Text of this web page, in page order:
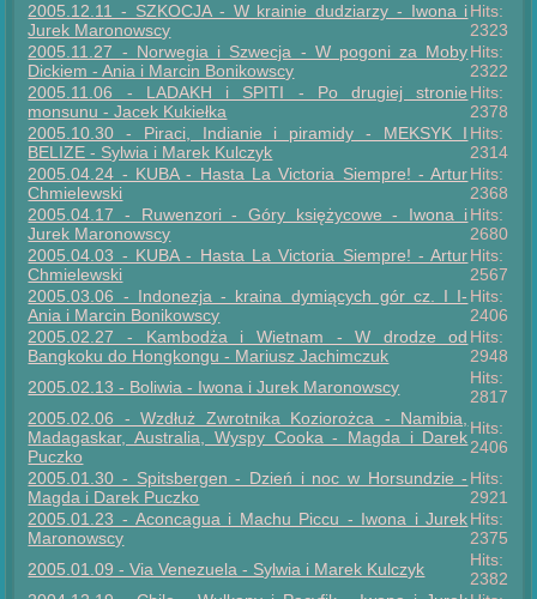
2005.12.11 - SZKOCJA - W krainie dudziarzy - Iwona i
Jurek Maronowscy
Hits:
2323
2005.11.27 - Norwegia i Szwecja - W pogoni za Moby
Dickiem - Ania i Marcin Bonikowscy
Hits:
2322
2005.11.06 - LADAKH i SPITI - Po drugiej stronie
monsunu - Jacek Kukiełka
Hits:
2378
2005.10.30 - Piraci, Indianie i piramidy - MEKSYK I
BELIZE - Sylwia i Marek Kulczyk
Hits:
2314
2005.04.24 - KUBA - Hasta La Victoria Siempre! - Artur
Chmielewski
Hits:
2368
2005.04.17 - Ruwenzori - Góry księżycowe - Iwona i
Jurek Maronowscy
Hits:
2680
2005.04.03 - KUBA - Hasta La Victoria Siempre! - Artur
Chmielewski
Hits:
2567
2005.03.06 - Indonezja - kraina dymiących gór cz. I I-
Ania i Marcin Bonikowscy
Hits:
2406
2005.02.27 - Kambodża i Wietnam - W drodze od
Bangkoku do Hongkongu - Mariusz Jachimczuk
Hits:
2948
2005.02.13 - Boliwia - Iwona i Jurek Maronowscy
Hits:
2817
2005.02.06 - Wzdłuż Zwrotnika Koziorożca - Namibia,
Madagaskar, Australia, Wyspy Cooka - Magda i Darek
Puczko
Hits:
2406
2005.01.30 - Spitsbergen - Dzień i noc w Horsundzie -
Magda i Darek Puczko
Hits:
2921
2005.01.23 - Aconcagua i Machu Piccu - Iwona i Jurek
Maronowscy
Hits:
2375
2005.01.09 - Via Venezuela - Sylwia i Marek Kulczyk
Hits:
2382